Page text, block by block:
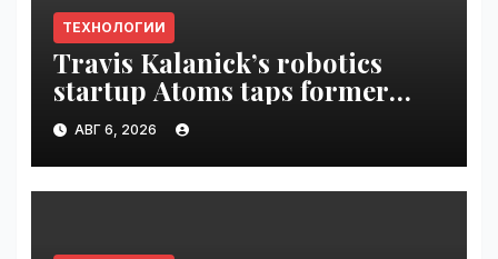
ТЕХНОЛОГИИ
Travis Kalanick’s robotics
startup Atoms taps former
Uber finance chief as CFO |
VseTime.ru
АВГ 6, 2026